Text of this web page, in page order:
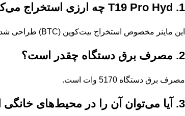
1. T19 Pro Hyd چه ارزی استخراج می‌کند؟
این ماینر مخصوص استخراج بیت‌کوین (BTC) طراحی شده است.
2. مصرف برق دستگاه چقدر است؟
مصرف برق دستگاه 5170 وات است.
3. آیا می‌توان آن را در محیط‌های خانگی استفاده کرد؟